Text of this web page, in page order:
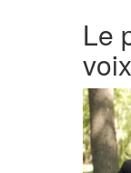
Le
voix
Lecteur
vidéo